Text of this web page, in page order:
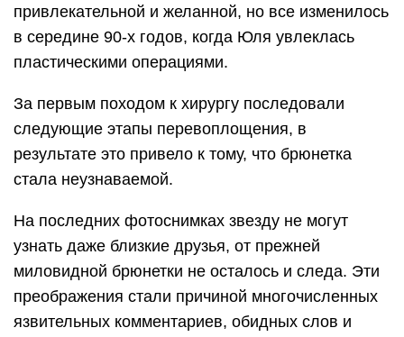
привлекательной и желанной, но все изменилось
в середине 90-х годов, когда Юля увлеклась
пластическими операциями.
За первым походом к хирургу последовали
следующие этапы перевоплощения, в
результате это привело к тому, что брюнетка
стала неузнаваемой.
На последних фотоснимках звезду не могут
узнать даже близкие друзья, от прежней
миловидной брюнетки не осталось и следа. Эти
преображения стали причиной многочисленных
язвительных комментариев, обидных слов и